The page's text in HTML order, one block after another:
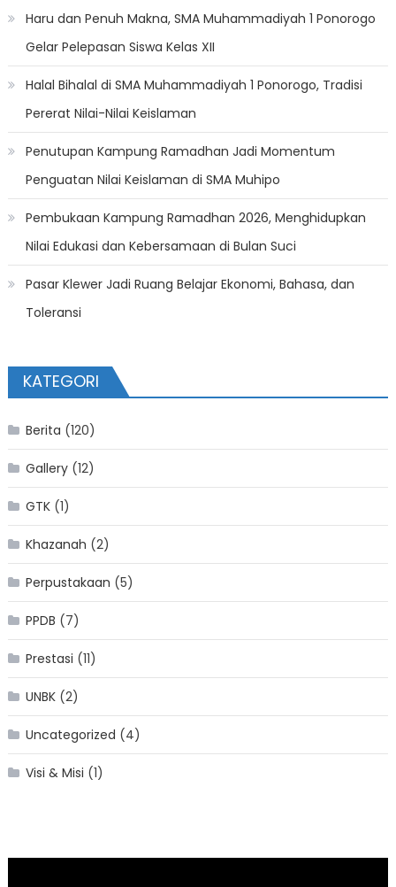
Haru dan Penuh Makna, SMA Muhammadiyah 1 Ponorogo
Gelar Pelepasan Siswa Kelas XII
Halal Bihalal di SMA Muhammadiyah 1 Ponorogo, Tradisi
Pererat Nilai-Nilai Keislaman
Penutupan Kampung Ramadhan Jadi Momentum
Penguatan Nilai Keislaman di SMA Muhipo
Pembukaan Kampung Ramadhan 2026, Menghidupkan
Nilai Edukasi dan Kebersamaan di Bulan Suci
Pasar Klewer Jadi Ruang Belajar Ekonomi, Bahasa, dan
Toleransi
KATEGORI
Berita (120)
Gallery(12)
GTK(1)
Khazanah (2)
Perpustakaan (5)
PPDB (7)
Prestasi (11)
UNBK(2)
Uncategorized (4)
Visi & Misi (1)